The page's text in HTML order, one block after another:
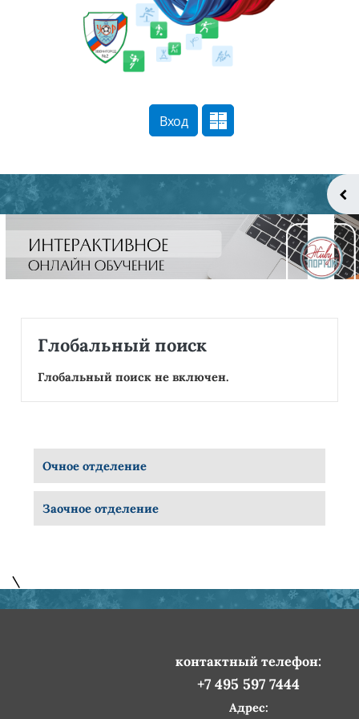
Перейти к основному содержанию
Вход
Маршрут внедрения
Глобальный поиск
Глобальный поиск не включен.
Очное отделение
Заочное отделение
\
контактный телефон:
+7 495 597 7444
Адрес: